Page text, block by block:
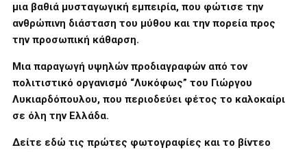
μια βαθιά μυσταγωγική εμπειρία, που φώτισε την
ανθρώπινη διάσταση του μύθου και την πορεία προς
την προσωπική κάθαρση.
Μια παραγωγή υψηλών προδιαγραφών από τον
πολιτιστικό οργανισμό “Λυκόφως” του Γιώργου
Λυκιαρδόπουλου, που περιοδεύει φέτος το καλοκαίρι
σε όλη την Ελλάδα.
Δείτε εδώ τις πρώτες φωτογραφίες και το βίντεο